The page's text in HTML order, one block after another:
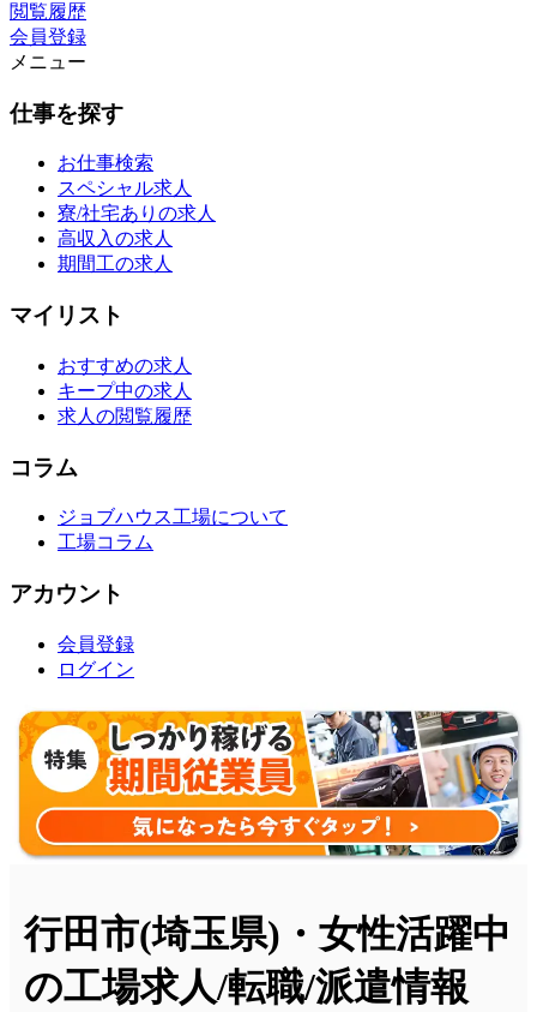
閲覧履歴
会員登録
メニュー
仕事を探す
お仕事検索
スペシャル求人
寮/社宅ありの求人
高収入の求人
期間工の求人
マイリスト
おすすめの求人
キープ中の求人
求人の閲覧履歴
コラム
ジョブハウス工場について
工場コラム
アカウント
会員登録
ログイン
行田市(埼玉県)・女性活躍中
の工場求人/転職/派遣情報